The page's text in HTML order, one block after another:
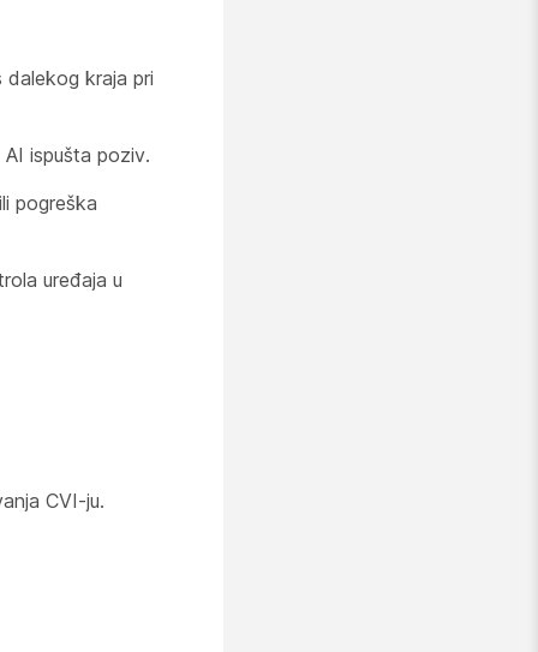
kraja pri
ispušta poziv.
pogreška
uređaja u
CVI-ju.